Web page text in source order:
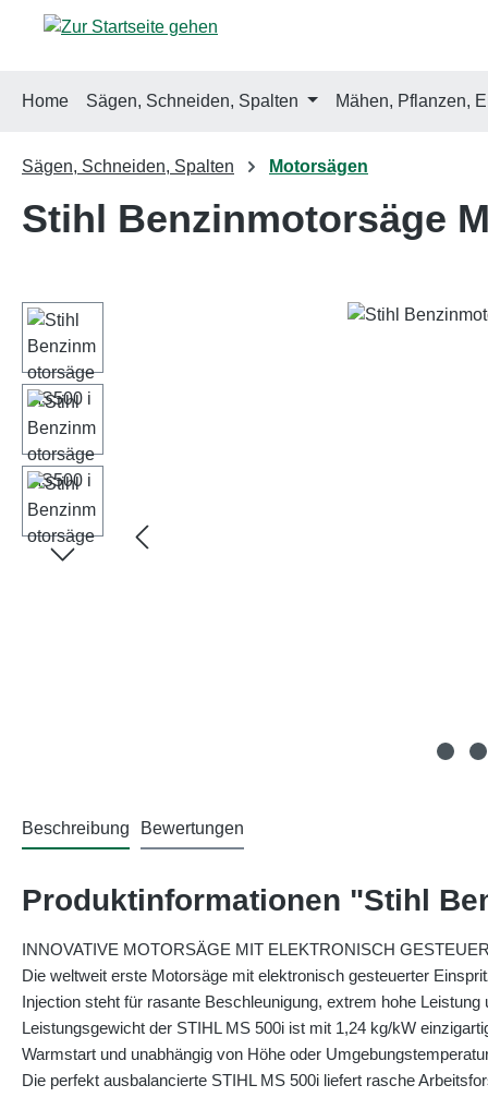
Hauptinhalt springen
Zur Suche springen
Zur Hauptnavigation springen
Home Sägen, Schneiden, Spalten Mähen, Pflanzen,
Sägen, Schneiden, Spalten Motorsägen
Stihl Benzinmotorsäge
Bildergalerie überspringen
Beschreibung Bewertungen
Produktinformationen "Stihl
INNOVATIVE MOTORSÄGE MIT ELEKTRONISCH
Die weltweit erste Motorsäge mit elektronisch gesteuerter
Injection steht für rasante Beschleunigung, extrem hohe
Leistungsgewicht der STIHL MS 500i ist mit 1,24 kg/kW
Warmstart und unabhängig von Höhe oder
Die perfekt ausbalancierte STIHL MS 500i liefert rasche